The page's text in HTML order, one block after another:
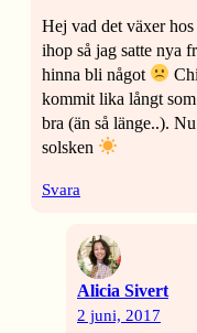
Hej vad det växer
ihop så jag satte nya
hinna bli något
kommit lika långt
bra (än så länge..).
solsken
Svara
Alicia Sivert
2 juni, 2017